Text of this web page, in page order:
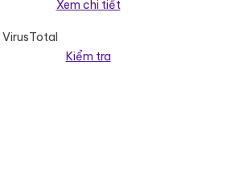
Xem chi tiết
VirusTotal
Kiểm tra